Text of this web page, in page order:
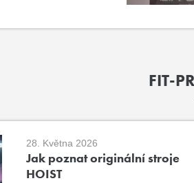
FIT-
28. Května 2026
Jak poznat originální stroje
HOIST